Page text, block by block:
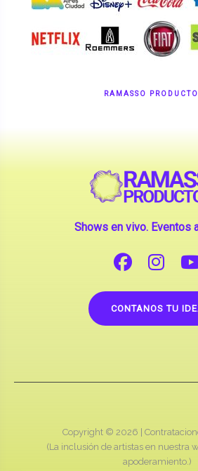
RAMASSO
Shows en vivo. Eventos
CONTANOS TU
Copyright © 2026 |
(La inclusión de artistas en nuestra
apoderamiento.)